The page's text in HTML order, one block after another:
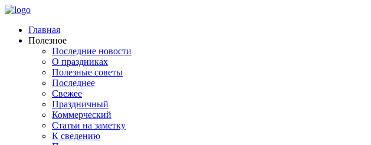
Главная
Полезное
Последние новости
О праздниках
Полезные советы
Последнее
Свежее
Праздничный
Коммерческий
Статьи на заметку
К сведению